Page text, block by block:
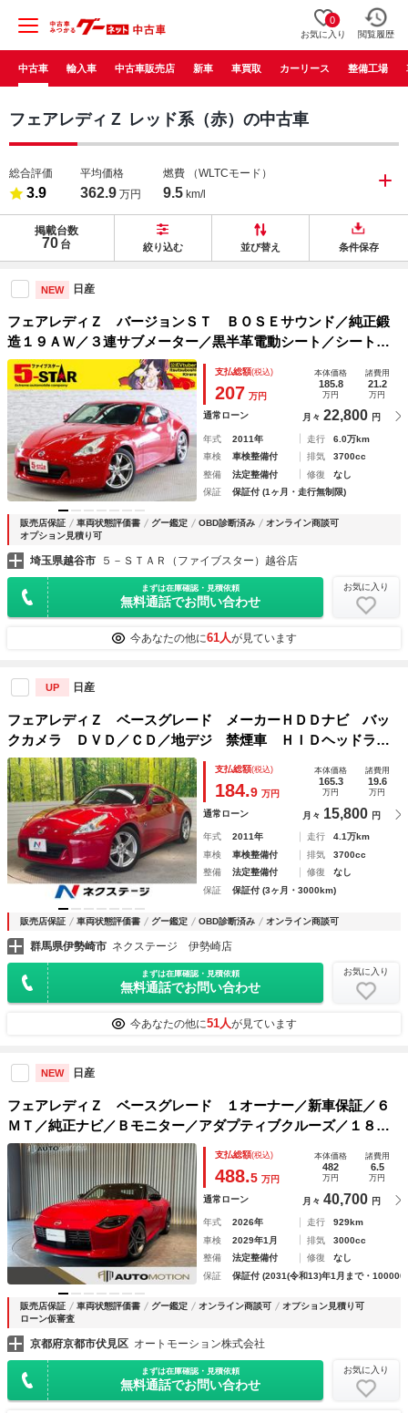
0
お気に入り 閲覧履歴
中古車 輸入車 中古車販売店 新車 車買取 カーリース 整備工場
フェアレディＺ レッド系（赤）の中古車
総合評価
3.9
平均価格
362.9 万円
燃費 （WLTCモード）
9.5 km/l
掲載台数
70 台 絞り込む 並び替え 条件保存
NEW 日産
フェアレディＺ バージョンＳＴ ＢＯＳＥサウンド／純正鍛
造１９ＡＷ／３連サブメーター／黒半革電動シート／シートヒ
ーター／パドルシフト／ＥＴＣ／スマートキー／純正ナビ／地
デジ／Ｂｌｕｅｔｏｏｔｈ／バックカメラ／ＨＩＤオートライ
ト
支払総額(税込)
207 万円
本体価格
185.8
万円
諸費用
21.2
万円
通常ローン 月々 22,800 円
年式 2011年 走行
6.0万km
車検
車検整備付 排気
3700cc
整備
法定整備付 修復
なし
保証
保証付 (1ヶ月・走行無制限)
販売店保証 車両状態評価書 グー鑑定 OBD診断済み
オンライン商談可
オプション見積り可
埼玉県越谷市 ５－ＳＴＡＲ（ファイブスター）越谷店
まずは在庫確認・見積依頼
無料通話でお問い合わせ
お気に入り
今あなたの他に61人が見ています
UP 日産
フェアレディＺ ベースグレード メーカーＨＤＤナビ バッ
クカメラ ＤＶＤ／ＣＤ／地デジ 禁煙車 ＨＩＤヘッドライ
ト 純正１８インチアルミホイール ファブリックシート オ
ートエアコン 革巻きステアリングホイール ＥＴＣ
支払総額(税込)
184.9 万円
本体価格
165.3
万円
諸費用
19.6
万円
通常ローン 月々 15,800 円
年式 2011年 走行
4.1万km
車検
車検整備付 排気
3700cc
整備
法定整備付 修復
なし
保証
保証付 (3ヶ月・3000km)
販売店保証 車両状態評価書 グー鑑定 OBD診断済み オンライン商談可
群馬県伊勢崎市 ネクステージ 伊勢崎店
まずは在庫確認・見積依頼
無料通話でお問い合わせ
お気に入り
今あなたの他に51人が見ています
NEW 日産
フェアレディＺ ベースグレード １オーナー／新車保証／６
ＭＴ／純正ナビ／Ｂモニター／アダプティブクルーズ／１８イ
ンチＡＷ／レザーステアリング／ＥＴＣ２．０／３連サブメー
ター／インテリジェントエマージェンシーブレーキ／コーナー
センサー
支払総額(税込)
488.5 万円
本体価格
482
万円
諸費用
6.5
万円
通常ローン 月々 40,700 円
年式 2026年 走行
929km
車検
2029年1月 排気
3000cc
整備
法定整備付 修復
なし
保証
保証付 (2031(令和13)年1月まで・
販売店保証 車両状態評価書 グー鑑定 オンライン商談可
オプション見積り可
ローン仮審査
京都府京都市伏見区 オートモーション株式会社
まずは在庫確認・見積依頼
無料通話でお問い合わせ
お気に入り